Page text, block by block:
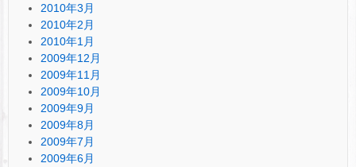
2010年3月
2010年2月
2010年1月
2009年12月
2009年11月
2009年10月
2009年9月
2009年8月
2009年7月
2009年6月